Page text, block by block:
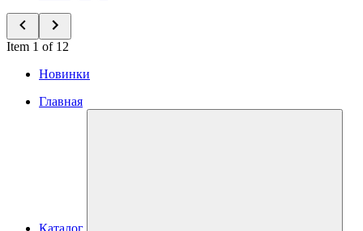
Item 1 of 12
Новинки
Главная
Каталог